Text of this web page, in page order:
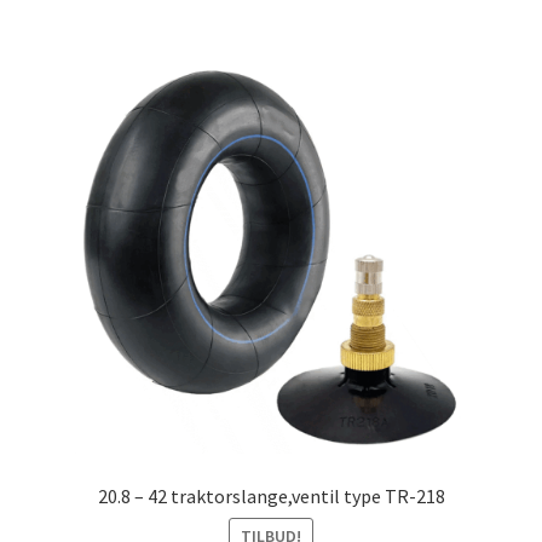
20.8 – 42 traktorslange,ventil type TR-218
TILBUD!